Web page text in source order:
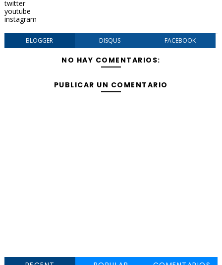
twitter
youtube
instagram
BLOGGER DISQUS FACEBOOK
NO HAY COMENTARIOS:
PUBLICAR UN COMENTARIO